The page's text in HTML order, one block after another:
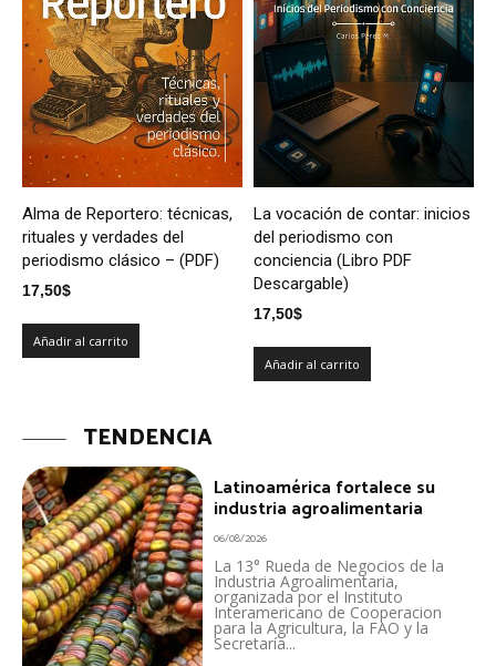
Alma de Reportero: técnicas,
rituales y verdades del
periodismo clásico – (PDF)
17,50$
Añadir al carrito
La vocación de contar: inicios
del periodismo con
conciencia (Libro PDF
Descargable)
17,50$
Añadir al carrito
TENDENCIA
Latinoamérica fortalece su
industria agroalimentaria
06/08/2026
La 13° Rueda de Negocios de la
Industria Agroalimentaria,
organizada por el Instituto
Interamericano de Cooperacion
para la Agricultura, la FAO y la
Secretaría...